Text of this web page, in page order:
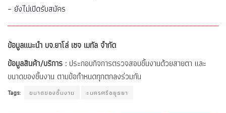
– ยังไม่เปิดรับสมัคร
ข้อมูลแนะนำ บจ.ยาโล่ เซจ เมทัล จำกัด
ข้อมูลสินค้า/บริการ : ประกอบกิจการตรวจสอบชิ้นงานด้วยสายตา และ
ขนาดของชิ้นงาน ตามข้อกำหนดทุกตกลงร่วมกัน
Tags: ขนาดของชิ้นงาน ะนครศรีอยุธยา